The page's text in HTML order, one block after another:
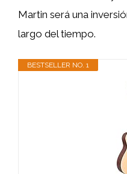
Martin será una
largo del tiempo.
BESTSELLER NO. 1